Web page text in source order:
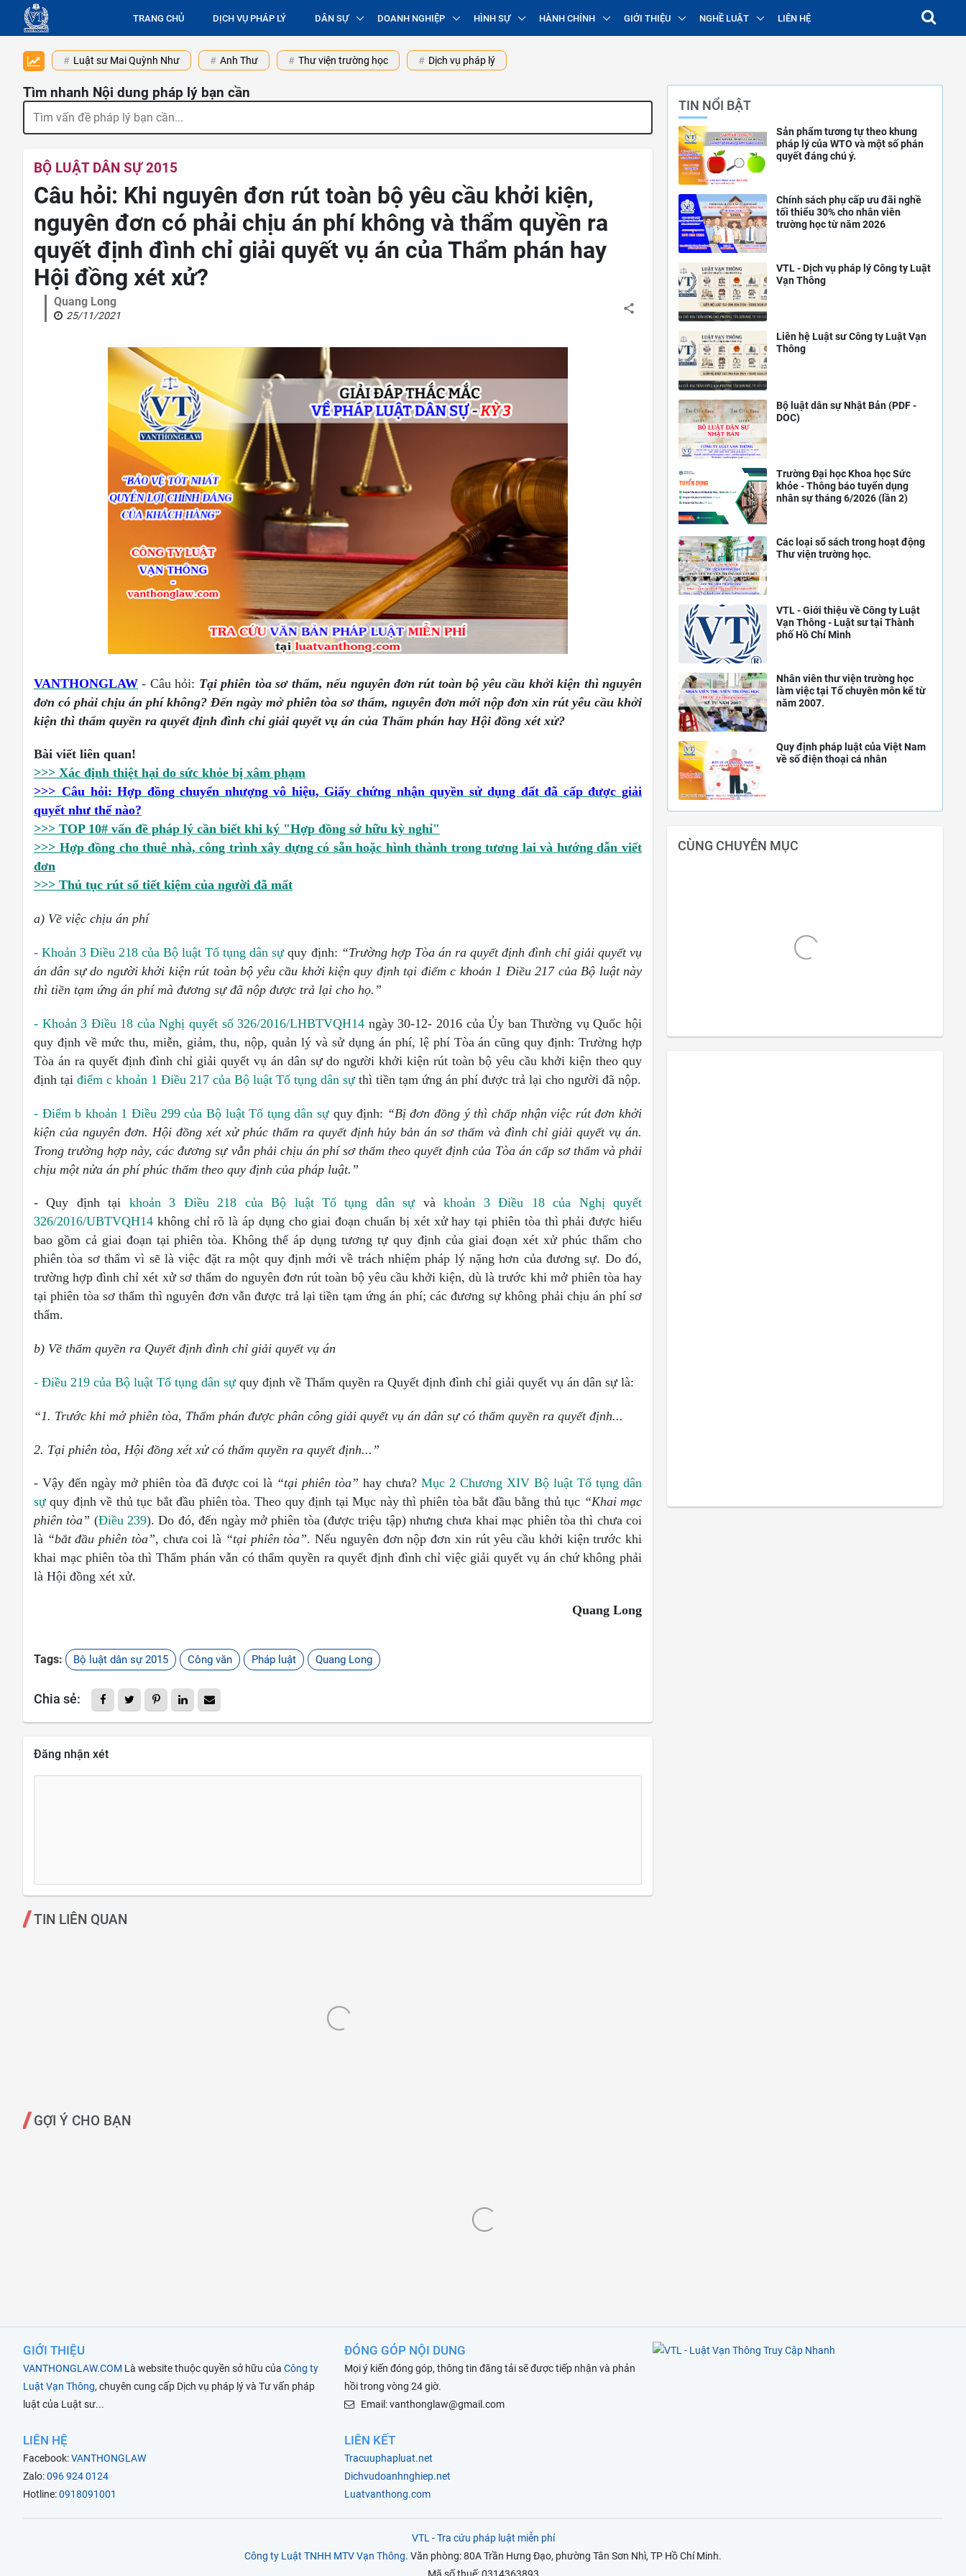
TRANG CHỦ DỊCH VỤ PHÁP LÝ DÂN SỰ DOANH NGHIỆP HÌNH SỰ HÀNH CHÍNH GIỚI THIỆU NGHỀ LUẬT LIÊN HỆ
Luật sư Mai Quỳnh Như Anh Thư Thư viện trường học Dịch vụ pháp lý
Tìm nhanh Nội dung pháp lý bạn cần
BỘ LUẬT DÂN SỰ 2015
Câu hỏi: Khi nguyên đơn rút toàn bộ yêu cầu khởi kiện,
nguyên đơn có phải chịu án phí không và thẩm quyền ra
quyết định đình chỉ giải quyết vụ án của Thẩm phán hay
Hội đồng xét xử?
Quang Long
25/11/2021
VANTHONGLAW - Câu hỏi: Tại phiên tòa sơ thẩm, nếu nguyên đơn rút toàn bộ yêu cầu khởi kiện thì nguyên
đơn có phải chịu án phí không? Đến ngày mở phiên tòa sơ thẩm, nguyên đơn mới nộp đơn xin rút yêu cầu khởi
kiện thì thẩm quyền ra quyết định đình chỉ giải quyết vụ án của Thẩm phán hay Hội đồng xét xử?
Bài viết liên quan!
>>> Xác định thiệt hại do sức khỏe bị xâm phạm
>>> Câu hỏi: Hợp đồng chuyển nhượng vô hiệu, Giấy chứng nhận quyền sử dụng đất đã cấp được giải
quyết như thế nào?
>>> TOP 10# vấn đề pháp lý cần biết khi ký "Hợp đồng sở hữu kỳ nghỉ"
>>> Hợp đồng cho thuê nhà, công trình xây dựng có sẵn hoặc hình thành trong tương lai và hướng dẫn viết
đơn
>>> Thủ tục rút sổ tiết kiệm của người đã mất
a) Về việc chịu án phí
- Khoản 3 Điều 218 của Bộ luật Tố tụng dân sựquy định: “Trường hợp Tòa án ra quyết định đình chỉ giải quyết vụ
án dân sự do người khởi kiện rút toàn bộ yêu cầu khởi kiện quy định tại điểm c khoản 1 Điều 217 của Bộ luật này
thì tiền tạm ứng án phí mà đương sự đã nộp được trả lại cho họ.”
- Khoản 3 Điều 18 của Nghị quyết số 326/2016/LHBTVQH14 ngày 30-12- 2016 của Ủy ban Thường vụ Quốc hội
quy định về mức thu, miễn, giảm, thu, nộp, quản lý và sử dụng án phí, lệ phí Tòa án cũng quy định: Trường hợp
Tòa án ra quyết định đình chỉ giải quyết vụ án dân sự do người khởi kiện rút toàn bộ yêu cầu khởi kiện theo quy
định tại điểm c khoản 1 Điều 217 của Bộ luật Tố tụng dân sựthì tiền tạm ứng án phí được trả lại cho người đã nộp.
- Điểm b khoản 1 Điều 299 của Bộ luật Tố tụng dân sự quy định: “Bị đơn đồng ýthì chấp nhận việc rút đơn khởi
kiện của nguyên đơn. Hội đồng xét xử phúc thẩm ra quyết định hủy bản án sơ thẩm và đình chỉ giải quyết vụ án.
Trong trường hợp này, các đương sự vẫn phải chịu án phí sơ thẩm theo quyết định của Tòa án cấp sơ thẩm và phải
chịu một nửa án phí phúc thẩm theo quy định của pháp luật.”
- Quy định tại khoản 3 Điều 218 của Bộ luật Tố tụng dân sựvàkhoản 3 Điều 18 của Nghị quyết
326/2016/UBTVQH14 không chỉ rõ là áp dụng cho giai đoạn chuẩn bị xét xử hay tại phiên tòa thì phải được hiểu
bao gồm cả giai đoạn tại phiên tòa. Không thể áp dụng tương tự quy định của giai đoạn xét xử phúc thẩm cho
phiên tòa sơ thẩm vì sẽ là việc đặt ra một quy định mới về trách nhiệm pháp lý nặng hơn của đương sự. Do đó,
trường hợp đình chỉ xét xử sơ thẩm do nguyên đơn rút toàn bộ yêu cầu khởi kiện, dù là trước khi mở phiên tòa hay
tại phiên tòa sơ thẩm thì nguyên đơn vẫn được trả lại tiền tạm ứng án phí; các đương sự không phải chịu án phí sơ
thẩm.
b) Về thẩm quyền ra Quyết định đình chỉ giải quyết vụ án
- Điều 219 của Bộ luật Tố tụng dân sựquy định về Thẩm quyền ra Quyết định đình chỉ giải quyết vụ án dân sự là:
“1. Trước khi mở phiên tòa, Thẩm phán được phân công giải quyết vụ án dân sự có thẩm quyền ra quyết định...
2. Tại phiên tòa, Hội đồng xét xử có thẩm quyền ra quyết định...”
- Vậy đến ngày mở phiên tòa đã được coi là “tại phiên tòa” hay chưa? Mục 2 Chương XIV Bộ luật Tố tụng dân
sựquy định về thủ tục bắt đầu phiên tòa. Theo quy định tại Mục này thì phiên tòa bắt đầu bằng thủ tục “Khai mạc
phiên tòa” (Điều 239). Do đó, đến ngày mở phiên tòa (được triệu tập) nhưng chưa khai mạc phiên tòa thì chưa coi
là “bắt đầu phiên tòa”, chưa coi là “tại phiên tòa”. Nếu nguyên đơn nộp đơn xin rút yêu cầu khởi kiện trước khi
khai mạc phiên tòa thì Thẩm phán vẫn có thẩm quyền ra quyết định đình chỉ việc giải quyết vụ án chứ không phải
là Hội đồng xét xử.
Quang Long
Tags: Bộ luật dân sự 2015 Công văn Pháp luật Quang Long
Chia sẻ:
Đăng nhận xét
TIN LIÊN QUAN
TIN NỔI BẬT
Sản phẩm tương tự theo khung
pháp lý của WTO và một số phán
quyết đáng chú ý.
Chính sách phụ cấp ưu đãi nghề
tối thiểu 30% cho nhân viên
trường học từ năm 2026
VTL - Dịch vụ pháp lý Công ty Luật
Vạn Thông
Liên hệ Luật sư Công ty Luật Vạn
Thông
Bộ luật dân sự Nhật Bản (PDF -
DOC)
Trường Đại học Khoa học Sức
khỏe - Thông báo tuyển dụng
nhân sự tháng 6/2026 (lần 2)
Các loại sổ sách trong hoạt động
Thư viện trường học.
VTL - Giới thiệu về Công ty Luật
Vạn Thông - Luật sư tại Thành
phố Hồ Chí Minh
Nhân viên thư viện trường học
làm việc tại Tổ chuyên môn kể từ
năm 2007.
Quy định pháp luật của Việt Nam
về số điện thoại cá nhân
CÙNG CHUYÊN MỤC
GỢI Ý CHO BẠN
GIỚI THIỆU
VANTHONGLAW.COM Là website thuộc quyền sở hữu của Công ty
Luật Vạn Thông, chuyên cung cấp Dịch vụ pháp lý và Tư vấn pháp
luật của Luật sư...
LIÊN HỆ
Facebook:VANTHONGLAW
Zalo:096 924 0124
Hotline:0918091001
ĐÓNG GÓP NỘI DUNG
Mọi ý kiến đóng góp, thông tin đăng tải sẽ được tiếp nhận và phản
hồi trong vòng 24 giờ.
Email: vanthonglaw@gmail.com
LIÊN KẾT
Tracuuphapluat.net
Dichvudoanhnghiep.net
Luatvanthong.com
VTL -Tra cứu pháp luật miễn phí
Công ty Luật TNHH MTV Vạn Thông. Văn phòng: 80A Trần Hưng Đạo, phường Tân Sơn Nhì, TP Hồ Chí Minh.